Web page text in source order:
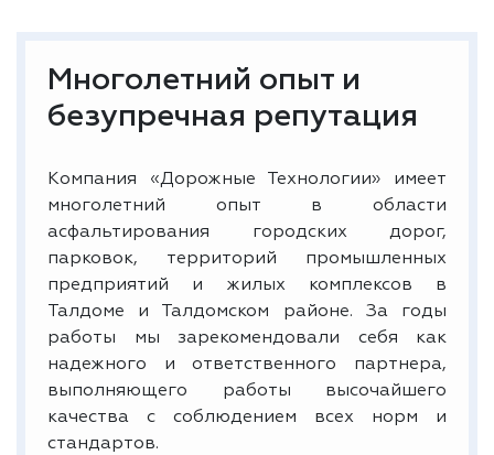
Многолетний опыт и
безупречная репутация
Компания «Дорожные Технологии» имеет
многолетний опыт в области
асфальтирования городских дорог,
парковок, территорий промышленных
предприятий и жилых комплексов в
Талдоме и Талдомском районе. За годы
работы мы зарекомендовали себя как
надежного и ответственного партнера,
выполняющего работы высочайшего
качества с соблюдением всех норм и
стандартов.